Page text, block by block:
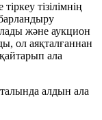
тізілімнің
және аукцион
ол аяқталғаннан
ала
алдын ала